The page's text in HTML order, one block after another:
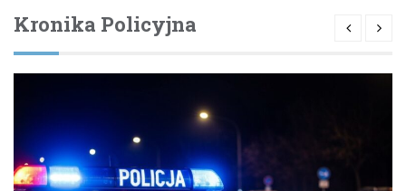
Kronika Policyjna